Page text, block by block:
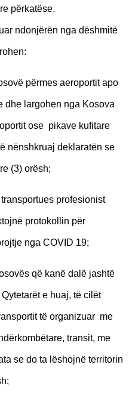
përkatëse.
ndonjërën nga dëshmitë
përmes aeroportit apo
dhe largohen nga Kosova
ose pikave kufitare
nënshkruaj deklaratën se
(3) orësh;
profesionist
protokollin për
nga COVID 19;
që kanë dalë jashtë
e huaj, të cilët
të organizuar me
transit, me
se do ta lëshojnë territorin